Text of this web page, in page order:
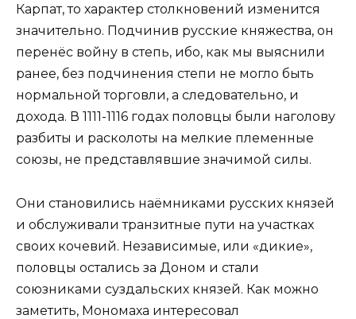
Карпат, то характер столкновений изменится
значительно. Подчинив русские княжества, он
перенёс войну в степь, ибо, как мы выяснили
ранее, без подчинения степи не могло быть
нормальной торговли, а следовательно, и
дохода. В 1111-1116 годах половцы были наголову
разбиты и расколоты на мелкие племенные
союзы, не представлявшие значимой силы.
Они становились наёмниками русских князей
и обслуживали транзитные пути на участках
своих кочевий. Независимые, или «дикие»,
половцы остались за Доном и стали
союзниками суздальских князей. Как можно
заметить, Мономаха интересовал